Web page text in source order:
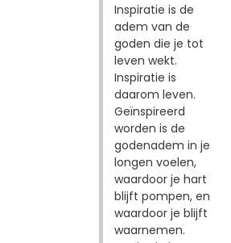
Inspiratie is de
adem van de
goden die je tot
leven wekt.
Inspiratie is
daarom leven.
Geïnspireerd
worden is de
godenadem in je
longen voelen,
waardoor je hart
blijft pompen, en
waardoor je blijft
waarnemen.